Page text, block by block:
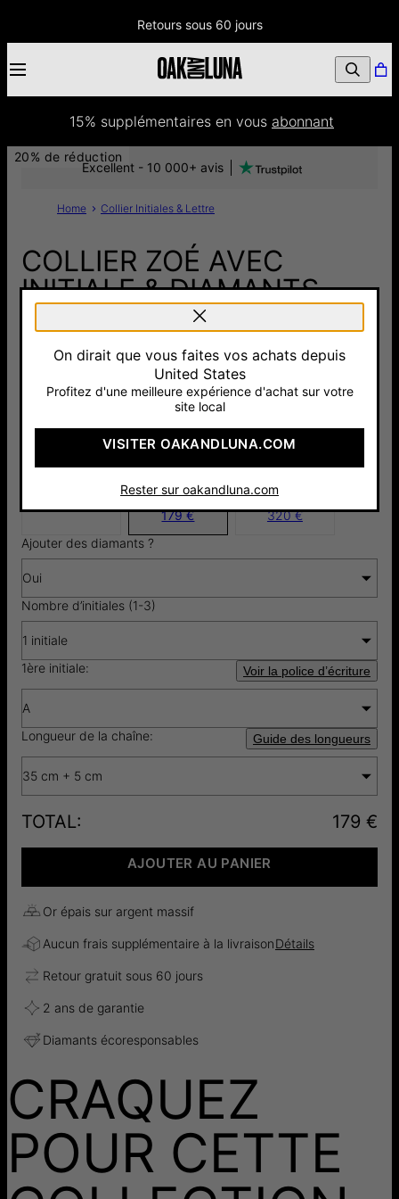
Retours sous 60 jours
15% supplémentaires en vous abonnant
20% de réduction
Home Collier Initiales & Lettre
COLLIER ZOÉ AVEC
INITIALE & DIAMANTS -
224 €179 €
Pay with Klarna
4.7 6 Avis
Excellent - 10 000+ avis
Or vermeil
18cts
179 €
14cts ​
320 €
Ajouter des diamants ?
Oui
Nombre d’initiales (1-3)
1 initiale
1ère initiale:
Voir la police d’écriture
A
Longueur de la chaîne:
Guide des longueurs
35 cm + 5 cm
TOTAL: 179 €
AJOUTER AU PANIER
Or épais sur argent massif
Aucun frais supplémentaire à la livraisonDétails
Retour gratuit sous 60 jours
2 ans de garantie
Diamants écoresponsables
CRAQUEZ
POUR CETTE
On dirait que vous faites vos achats depuis
United States
Profitez d'une meilleure expérience d'achat sur votre
site local
VISITER OAKANDLUNA.COM
Rester sur oakandluna.com